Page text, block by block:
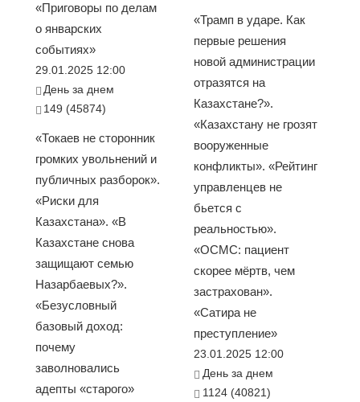
«Приговоры по делам
о январских
событиях»
29.01.2025 12:00
День за днем
149 (45874)
«Токаев не сторонник
громких увольнений и
публичных разборок».
«Риски для
Казахстана». «В
Казахстане снова
защищают семью
Назарбаевых?».
«Безусловный
базовый доход:
почему
заволновались
адепты «старого»
«Трамп в ударе. Как
первые решения
новой администрации
отразятся на
Казахстане?».
«Казахстану не грозят
вооруженные
конфликты». «Рейтинг
управленцев не
бьется с
реальностью».
«ОСМС: пациент
скорее мёртв, чем
застрахован».
«Сатира не
преступление»
23.01.2025 12:00
День за днем
1124 (40821)